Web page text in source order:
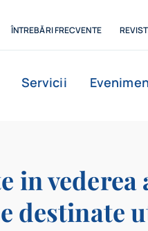
ÎNTREBĂRI FRECVENTE
Servicii
in
destinate